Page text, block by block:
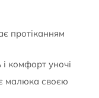
протіканням
комфорт уночі
малюка своєю